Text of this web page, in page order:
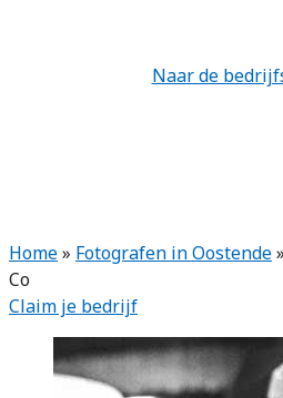
Naar de
Home» Fotografen in Oostende»
Co
Claim je bedrijf